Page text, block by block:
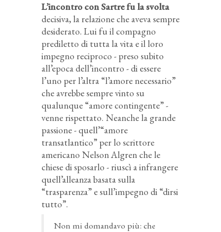
L’incontro con Sartre fu la svolta
decisiva, la relazione che aveva sempre
desiderato. Lui fu il compagno
prediletto di tutta la vita e il loro
impegno reciproco - preso subito
all’epoca dell’incontro - di essere
l’uno per l’altra “l’amore necessario”
che avrebbe sempre vinto su
qualunque “amore contingente” -
venne rispettato. Neanche la grande
passione - quell’“amore
transatlantico” per lo scrittore
americano Nelson Algren che le
chiese di sposarlo - riuscì a infrangere
quell’alleanza basata sulla
“trasparenza” e sull’impegno di “dirsi
tutto”.
Non mi domandavo più: che